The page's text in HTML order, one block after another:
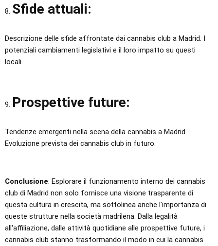
Sfide attuali:
Descrizione delle sfide affrontate dai cannabis club a Madrid. I
potenziali cambiamenti legislativi e il loro impatto su questi
locali.
Prospettive future:
Tendenze emergenti nella scena della cannabis a Madrid.
Evoluzione prevista dei cannabis club in futuro.
Conclusione: Esplorare il funzionamento interno dei cannabis
club di Madrid non solo fornisce una visione trasparente di
questa cultura in crescita, ma sottolinea anche l'importanza di
queste strutture nella società madrilena. Dalla legalità
all'affiliazione, dalle attività quotidiane alle prospettive future, i
cannabis club stanno trasformando il modo in cui la cannabis